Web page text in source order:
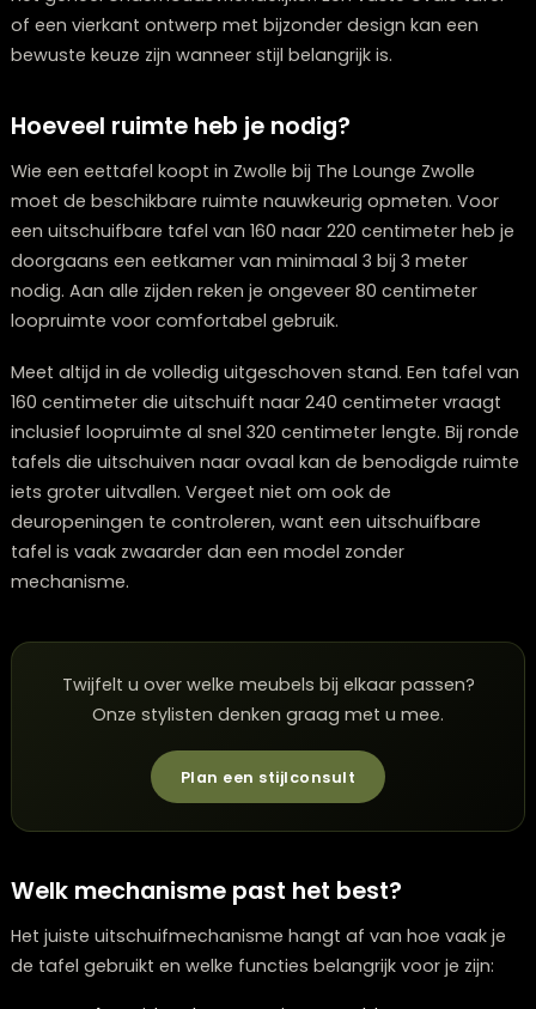
soms liever voor een permanent opgestelde tafel,
een grote rechthoekige eettafel of een ronde tafel
Daarnaast bieden vaste tafels in veel gevallen meer
materiaalwaarde voor hetzelfde budget. Het
van bewegende onderdelen voorkomt slijtage en
het geheel onderhoudsvriendelijker. Een vaste ovale
of een vierkant ontwerp met bijzonder design kan een
bewuste keuze zijn wanneer stijl belangrijk is.
Hoeveel ruimte heb je nodig?
Wie een eettafel koopt in Zwolle bij The Lounge Zwolle
moet de beschikbare ruimte nauwkeurig opmeten.
een uitschuifbare tafel van 160 naar 220 centimeter
doorgaans een eetkamer van minimaal 3 bij 3 meter
nodig. Aan alle zijden reken je ongeveer 80 centimeter
Meet altijd in de volledig uitgeschoven stand. Een
160 centimeter die uitschuift naar 240 centimeter
inclusief loopruimte al snel 320 centimeter lengte. Bij
tafels die uitschuiven naar ovaal kan de benodigde
iets groter uitvallen. Vergeet niet om ook de
deuropeningen te controleren, want een uitschuifbare
mechanisme.